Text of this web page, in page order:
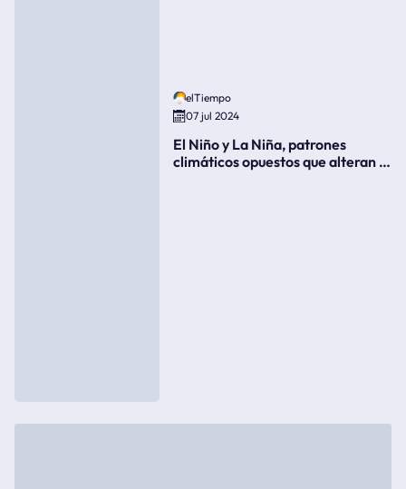
elTiempo
07 jul 2024
El Niño y La Niña, patrones
climáticos opuestos que alteran la